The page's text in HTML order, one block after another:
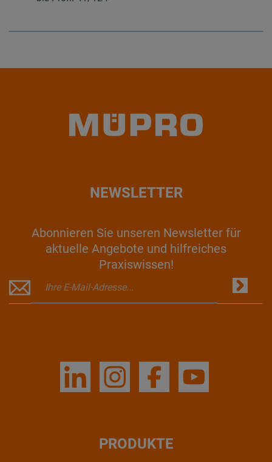
NEWSLETTER
Abonnieren Sie unseren Newsletter für
aktuelle Angebote und hilfreiches
Praxiswissen!
PRODUKTE